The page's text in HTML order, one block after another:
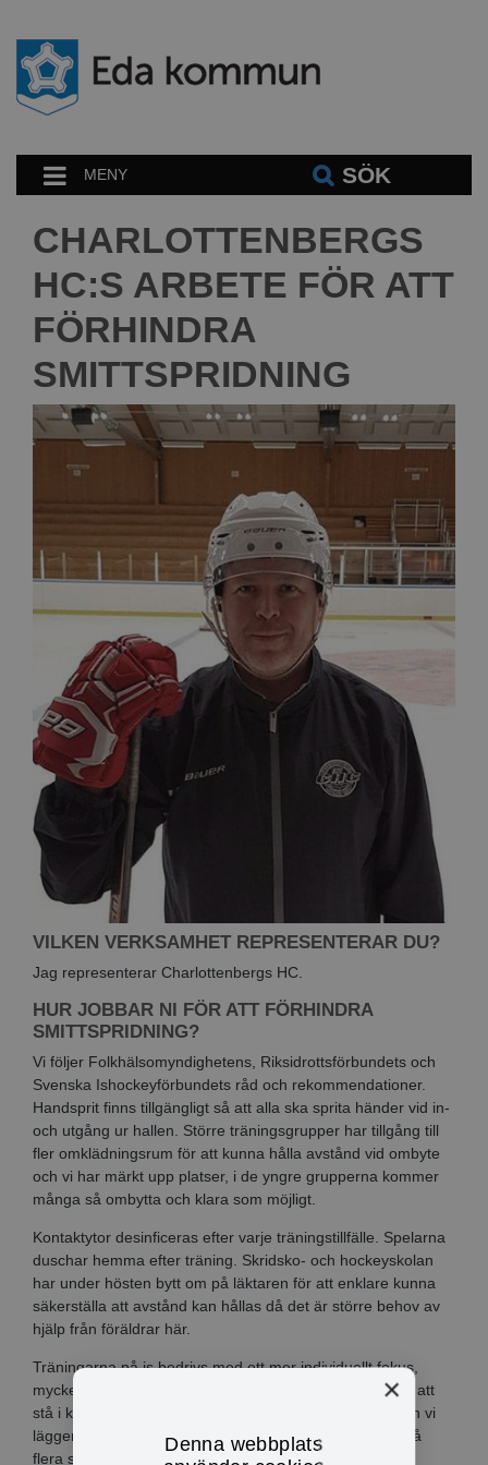
MENY SÖK
CHARLOTTENBERGS
HC:S ARBETE FÖR ATT
FÖRHINDRA
SMITTSPRIDNING
VILKEN VERKSAMHET REPRESENTERAR DU?
Jag representerar Charlottenbergs HC.
HUR JOBBAR NI FÖR ATT FÖRHINDRA
SMITTSPRIDNING?
Vi följer Folkhälsomyndighetens, Riksidrottsförbundets och
Svenska Ishockeyförbundets råd och rekommendationer.
Handsprit finns tillgängligt så att alla ska sprita händer vid in-
och utgång ur hallen. Större träningsgrupper har tillgång till
fler omklädningsrum för att kunna hålla avstånd vid ombyte
och vi har märkt upp platser, i de yngre grupperna kommer
många så ombytta och klara som möjligt.
Kontaktytor desinficeras efter varje träningstillfälle. Spelarna
duschar hemma efter träning. Skridsko- och hockeyskolan
har under hösten bytt om på läktaren för att enklare kunna
säkerställa att avstånd kan hållas då det är större behov av
hjälp från föräldrar här.
Träningarna på is bedrivs med ett mer individuellt fokus,
mycket stationsträning där spelarna är aktiva istället för att
stå i kö. Det är något vi försöker göra annars också men vi
lägger extra mycket vikt vid det nu. Anslag sitter uppe på
flera ställen i Gränshallen för att uppmana till att tvätta
×
Denna webbplats